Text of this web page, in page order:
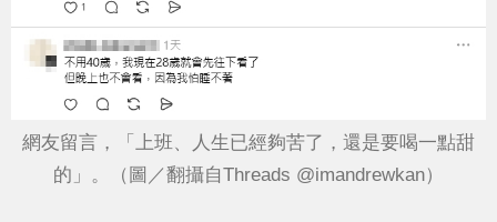
網友留言，「上班、人生已經夠苦了，還是要喝一點甜
的」。（圖／翻攝自Threads @imandrewkan）